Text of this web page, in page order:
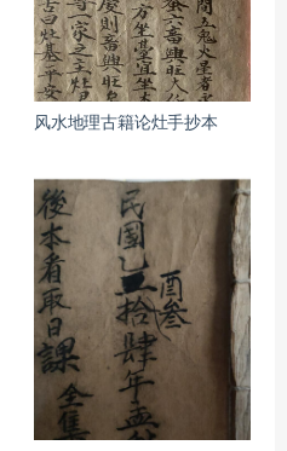
风水地理古籍论灶手抄本